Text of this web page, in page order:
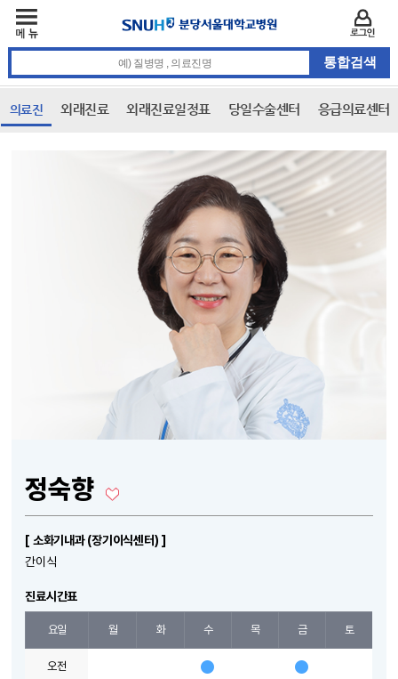
의료진 외래진료 외래진료일정표 당일수술센터 응급의료센터
정숙향
[ 소화기내과 (장기이식센터) ]
간이식
진료시간표
요일 월 화 수 목 금 토
오전